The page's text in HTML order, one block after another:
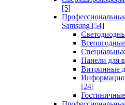
[5]
Samsung [54]
Панели для
Витринные
[24]